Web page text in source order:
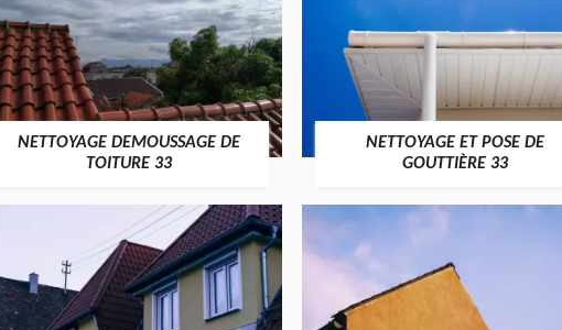
NETTOYAGE DEMOUSSAGE DE
TOITURE 33
NETTOYAGE ET POSE DE
GOUTTIÈRE 33